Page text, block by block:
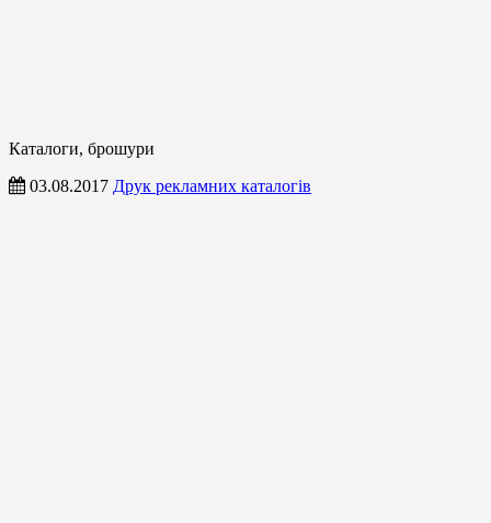
Каталоги, брошури
03.08.2017 Друк рекламних каталогів